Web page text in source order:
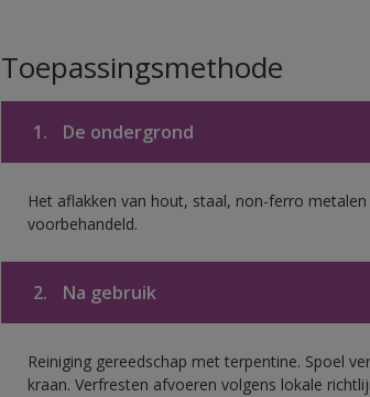
Toepassingsmethode
1. De ondergrond
Het aflakken van hout, staal, non-ferro
voorbehandeld.
2. Na gebruik
Reiniging gereedschap met terpentine. Spoel
kraan. Verfresten afvoeren volgens lokale